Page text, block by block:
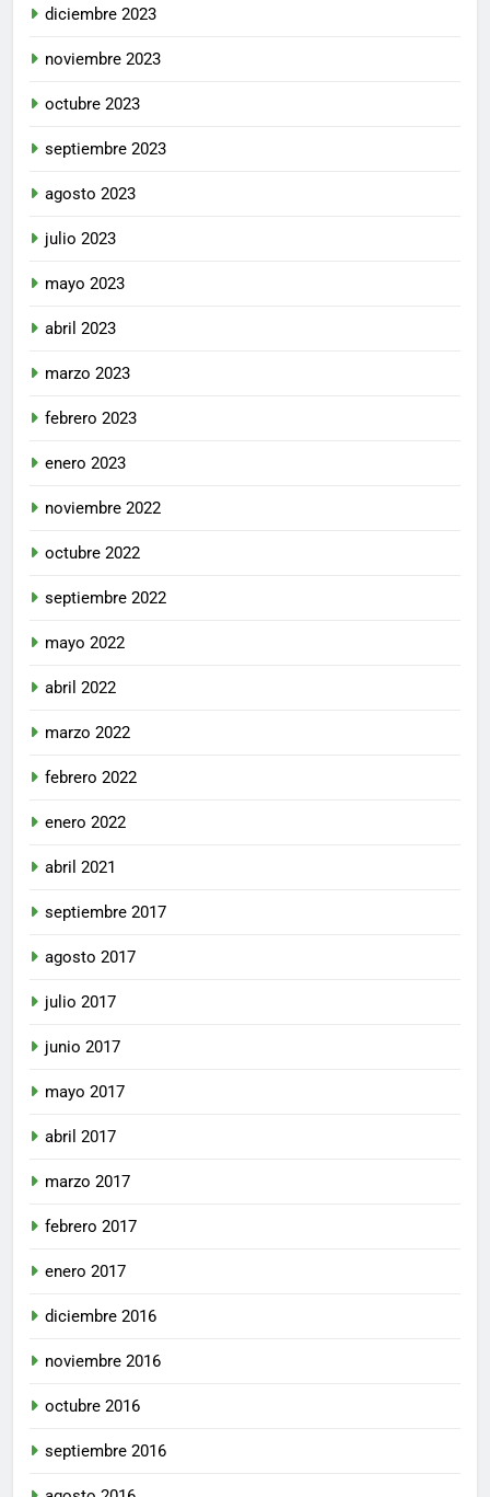
diciembre 2023
noviembre 2023
octubre 2023
septiembre 2023
agosto 2023
julio 2023
mayo 2023
abril 2023
marzo 2023
febrero 2023
enero 2023
noviembre 2022
octubre 2022
septiembre 2022
mayo 2022
abril 2022
marzo 2022
febrero 2022
enero 2022
abril 2021
septiembre 2017
agosto 2017
julio 2017
junio 2017
mayo 2017
abril 2017
marzo 2017
febrero 2017
enero 2017
diciembre 2016
noviembre 2016
octubre 2016
septiembre 2016